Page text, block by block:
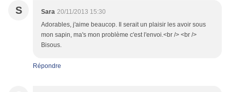
S Sara 20/11/2013 15:30
Adorables, j'aime beaucop. Il serait un plaisir les avoir sous
mon sapin, ma's mon problème c'est l'envoi.<br /> <br />
Bisous.
Répondre